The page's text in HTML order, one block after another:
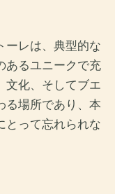
ーレは、典型的な
あるユニークで充
文化、そしてブエ
る場所であり、本
とって忘れられな